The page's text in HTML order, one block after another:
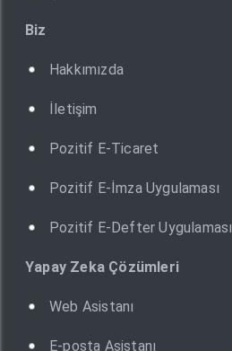
Biz
Hakkımızda
İletişim
Pozitif E-Ticaret
Pozitif E-İmza Uygulaması
Pozitif E-Defter Uygulaması
Yapay Zeka Çözümleri
Web Asistanı
E-posta Asistanı